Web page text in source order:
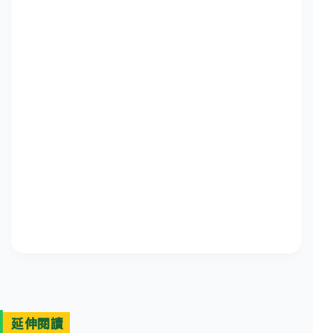
延伸閱讀